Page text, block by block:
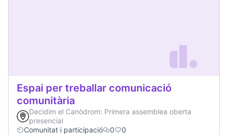
Espai per treballar comunicació
comunitària
Decidim el Canòdrom: Primera assemblea oberta
presencial
Comunitat i participació
0 0